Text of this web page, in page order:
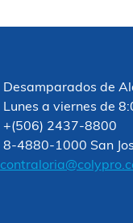
Desamparados de
Lunes a viernes de
+(506) 2437-8800
8-4880-1000 San